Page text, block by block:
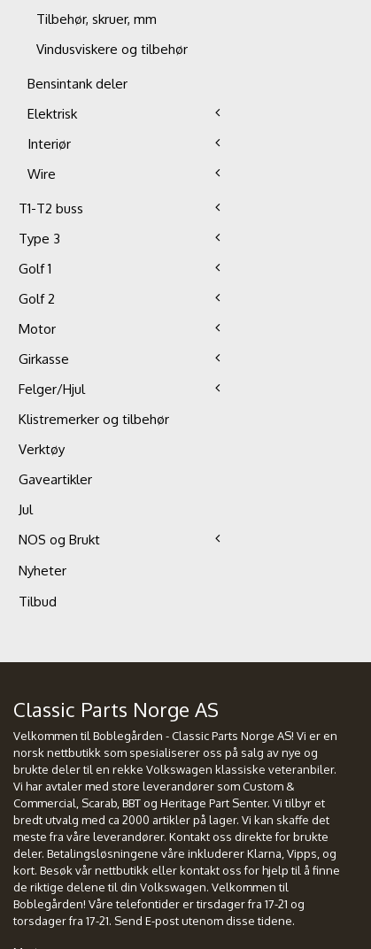
Tilbehør, skruer, mm
Vindusviskere og tilbehør
Bensintank deler
Elektrisk
Interiør
Wire
T1-T2 buss
Type 3
Golf 1
Golf 2
Motor
Girkasse
Felger/Hjul
Klistremerker og tilbehør
Verktøy
Gaveartikler
Jul
NOS og Brukt
Nyheter
Tilbud
Classic Parts Norge AS
Velkommen til Boblegården - Classic Parts Norge AS! Vi er en
norsk nettbutikk som spesialiserer oss på salg av nye og
brukte deler til en rekke Volkswagen klassiske veteranbiler.
Vi har avtaler med store leverandører som Custom &
Commercial, Scarab, BBT og Heritage Part Senter. Vi tilbyr et
bredt utvalg med ca 2000 artikler på lager. Vi kan skaffe det
meste fra våre leverandører. Kontakt oss direkte for brukte
deler. Betalingsløsningene våre inkluderer Klarna, Vipps, og
kort. Besøk vår nettbutikk eller kontakt oss for hjelp til å finne
de riktige delene til din Volkswagen. Velkommen til
Boblegården! Våre telefontider er tirsdager fra 17-21 og
torsdager fra 17-21. Send E-post utenom disse tidene.